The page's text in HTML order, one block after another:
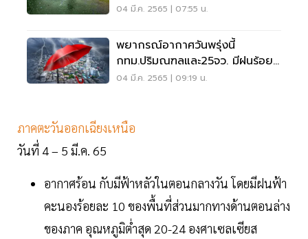
ร้อน
04 มี.ค. 2565 | 07:55 น.
พยากรณ์อากาศวันพรุ่งนี้
กทม.ปริมณฑลและ25จว. มีฝนร้อย
ละ 10-30
04 มี.ค. 2565 | 09:19 น.
ภาคตะวันออกเฉียงเหนือ
วันที่ 4 – 5 มี.ค. 65
อากาศร้อน กับมีฟ้าหลัวในตอนกลางวัน โดยมีฝนฟ้า
คะนองร้อยละ 10 ของพื้นที่ส่วนมากทางด้านตอนล่าง
ของภาค อุณหภูมิต่ำสุด 20-24 องศาเซลเซียส